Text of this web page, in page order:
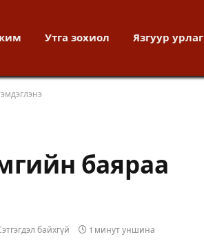
Утга зохиол Язгуур урлаг
баяраа
байхгүй 1 минут уншина